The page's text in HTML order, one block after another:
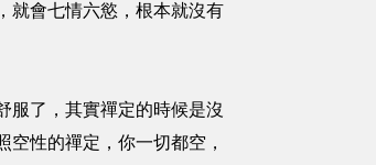
就會七情六慾，根本就沒有
服了，其實禪定的時候是沒
性的禪定，你一切都空，